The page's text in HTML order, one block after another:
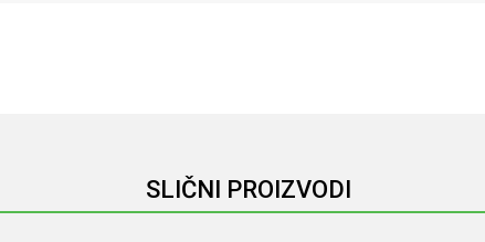
SLIČNI PROIZVODI